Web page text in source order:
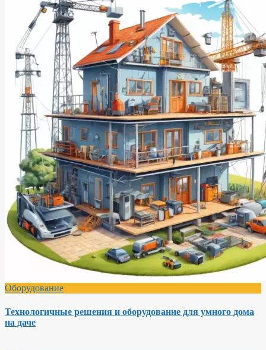
Оборудование
Технологичные решения и оборудование для умного дома
на даче